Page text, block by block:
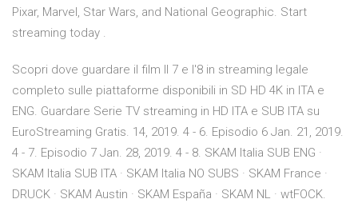
Pixar, Marvel, Star Wars, and National Geographic. Start
streaming today .
Scopri dove guardare il film Il 7 e l'8 in streaming legale
completo sulle piattaforme disponibili in SD HD 4K in ITA e
ENG. Guardare Serie TV streaming in HD ITA e SUB ITA su
EuroStreaming Gratis. 14, 2019. 4 - 6. Episodio 6 Jan. 21, 2019.
4 - 7. Episodio 7 Jan. 28, 2019. 4 - 8. SKAM Italia SUB ENG ·
SKAM Italia SUB ITA · SKAM Italia NO SUBS · SKAM France ·
DRUCK · SKAM Austin · SKAM España · SKAM NL · wtFOCK.